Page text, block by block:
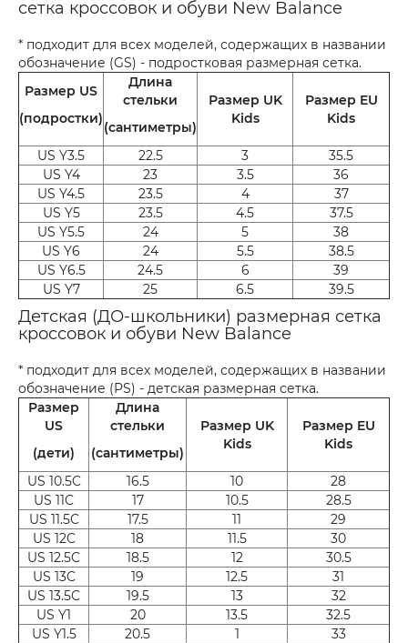
сетка кроссовок и обуви New Balance
* подходит для всех моделей, содержащих в названии
обозначение (GS) - подростковая размерная сетка.
Размер US
(подростки)
Длина
стельки
(сантиметры)
Размер UK
Kids
Размер EU
Kids
US Y3.5 22.5 3
35.5
US Y4
23 3.5
36
US Y4.5
23.5 4
37
US Y5
23.5 4.5
37.5
US Y5.5
24 5
38
US Y6
24 5.5
38.5
US Y6.5
24.5 6
39
US Y7
25 6.5 39.5
Детская (ДО-школьники) размерная сетка
кроссовок и обуви New Balance
* подходит для всех моделей, содержащих в названии
обозначение (PS) - детская размерная сетка.
Размер
US
(дети)
Длина
стельки
(сантиметры)
Размер UK
Kids
Размер EU
Kids
US 10.5C 16.5 10
28
US 11C
17 10.5
28.5
US 11.5C
17.5 11
29
US 12C
18 11.5
30
US 12.5C
18.5 12
30.5
US 13C
19 12.5
31
US 13.5C
19.5 13
32
US Y1
20 13.5
32.5
US Y1.5
20.5 1
33